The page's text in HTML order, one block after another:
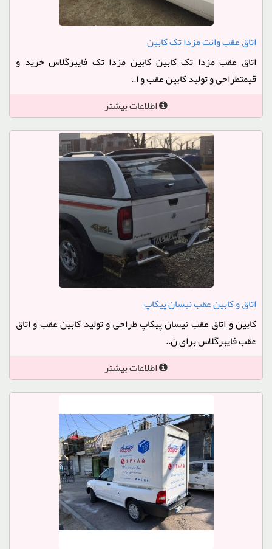
اتاق عقب وانت مزدا تک کابین
اتاق عقب مزدا تک کابین کابین مزدا تک فایبرگلاس خرید و
قیمتطراحی و تولید کابین عقب و ا..
اطلاعات بیشتر
اتاق و کابین عقب نیسان پیکاپ
کابین و اتاق عقب نیسان پیکاپ طراحی و تولید کابین عقب و اتاق
عقب فایبرگلاس برای ن..
اطلاعات بیشتر